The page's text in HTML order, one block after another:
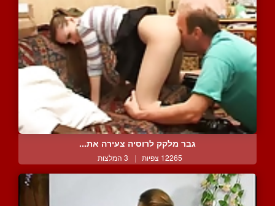
גבר מלקק לרוסיה צעירה את...
12265 צפיות | 3 המלצות